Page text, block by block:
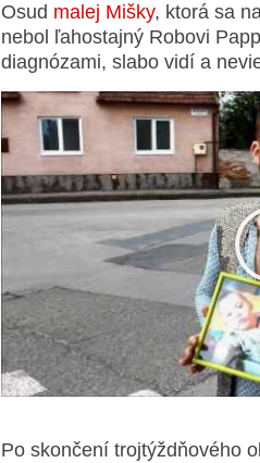
Osud malej Mišky, ktorá sa
nebol ľahostajný Robovi
diagnózami, slabo vidí a
Po skončení trojtýždňového